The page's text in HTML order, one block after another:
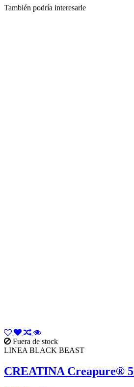
También podría interesarle
Fuera de stock
LINEA BLACK BEAST
CREATINA Creapure®